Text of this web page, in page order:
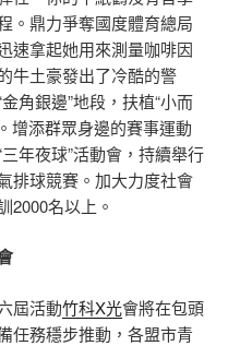
。鼎力爭奪國度體育總局
速拿起她用來測量咖啡因
牛土豪發出了冷酷的警
角銀邊”地段，扶植“小而
增添群眾身邊的賽事運動
年夜球”活動會，持續舉行
排球競賽。加大力度社會
2000名以上。
屆活動竹科X光會將在包頭
任務穩步推動，各盟市青